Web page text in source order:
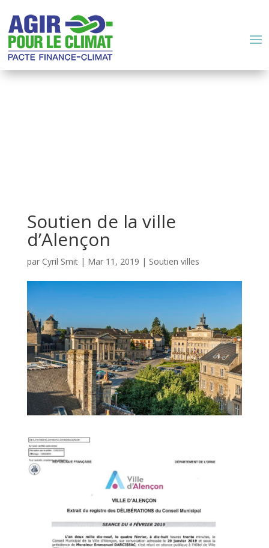
Soutien de la ville
d’Alençon
par Cyril Smit| Mar 11, 2019 | Soutien villes